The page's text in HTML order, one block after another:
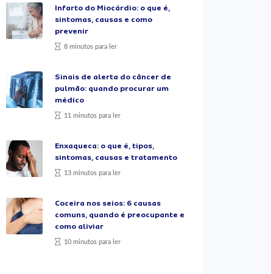
Infarto do Miocárdio: o que é,
sintomas, causas e como
prevenir
8 minutos para ler
Sinais de alerta do câncer de
pulmão: quando procurar um
médico
11 minutos para ler
Enxaqueca: o que é, tipos,
sintomas, causas e tratamento
13 minutos para ler
Coceira nos seios: 6 causas
comuns, quando é preocupante e
como aliviar
10 minutos para ler